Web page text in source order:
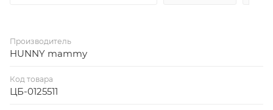
Производитель
HUNNY mammy
Код товара
ЦБ-0125511